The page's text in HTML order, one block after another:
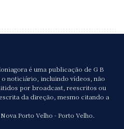
é uma publicação de G B
o noticiário, incluindo vídeos, não
por broadcast, reescritos ou
da direção, mesmo citando a
Porto Velho - Porto Velho.